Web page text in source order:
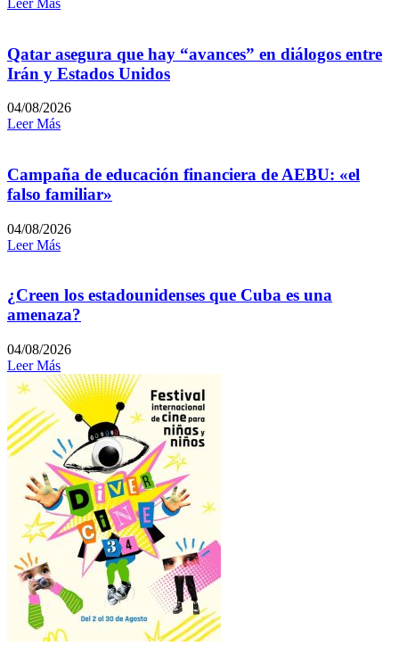
Qatar asegura que hay “avances” en diálogos entre
Irán y Estados Unidos
04/08/2026
Leer Más
Campaña de educación financiera de AEBU: «el
falso familiar»
04/08/2026
Leer Más
¿Creen los estadounidenses que Cuba es una
amenaza?
04/08/2026
Leer Más